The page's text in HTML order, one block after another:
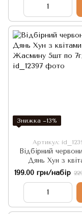
Знижка −13%
Артикул:
Відбірний
Дянь Хун з
Жасмину 5шт по 7г,
199.00 грн/набір